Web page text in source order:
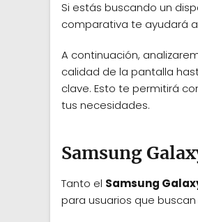
Si estás buscando un
comparativa te ayudará
A continuación,
calidad de la pantalla
clave. Esto te permitirá
tus necesidades.
Samsung
Tanto el Samsung
para usuarios que